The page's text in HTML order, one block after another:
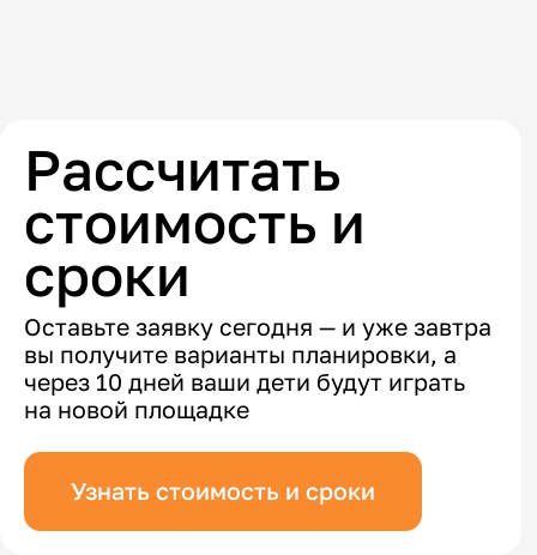
Рассчитать
стоимость и
сроки
Оставьте заявку сегодня — и уже завтра
вы получите варианты планировки, а
через 10 дней ваши дети будут играть
на новой площадке
Узнать стоимость и сроки